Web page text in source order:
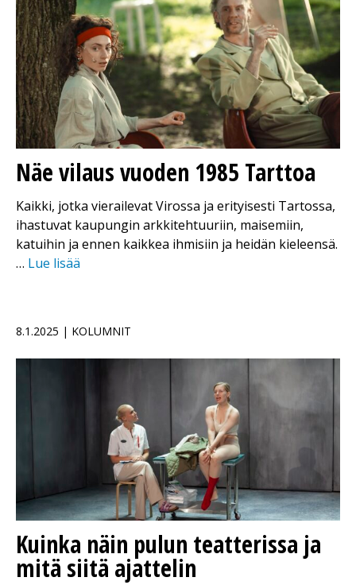
Näe vilaus vuoden 1985 Tarttoa
Kaikki, jotka vierailevat Virossa ja erityisesti Tartossa,
ihastuvat kaupungin arkkitehtuuriin, maisemiin,
katuihin ja ennen kaikkea ihmisiin ja heidän kieleensä.
… Lue lisää
8.1.2025 | KOLUMNIT
Kuinka näin pulun teatterissa ja
mitä siitä ajattelin